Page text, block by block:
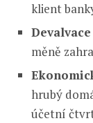
klient
Devalvace
měně
hrubý
účetní